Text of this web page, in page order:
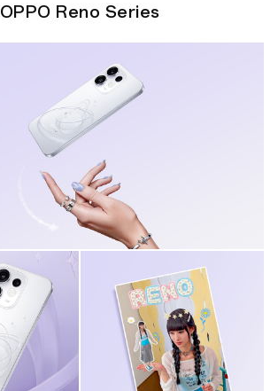
OPPO Reno Series